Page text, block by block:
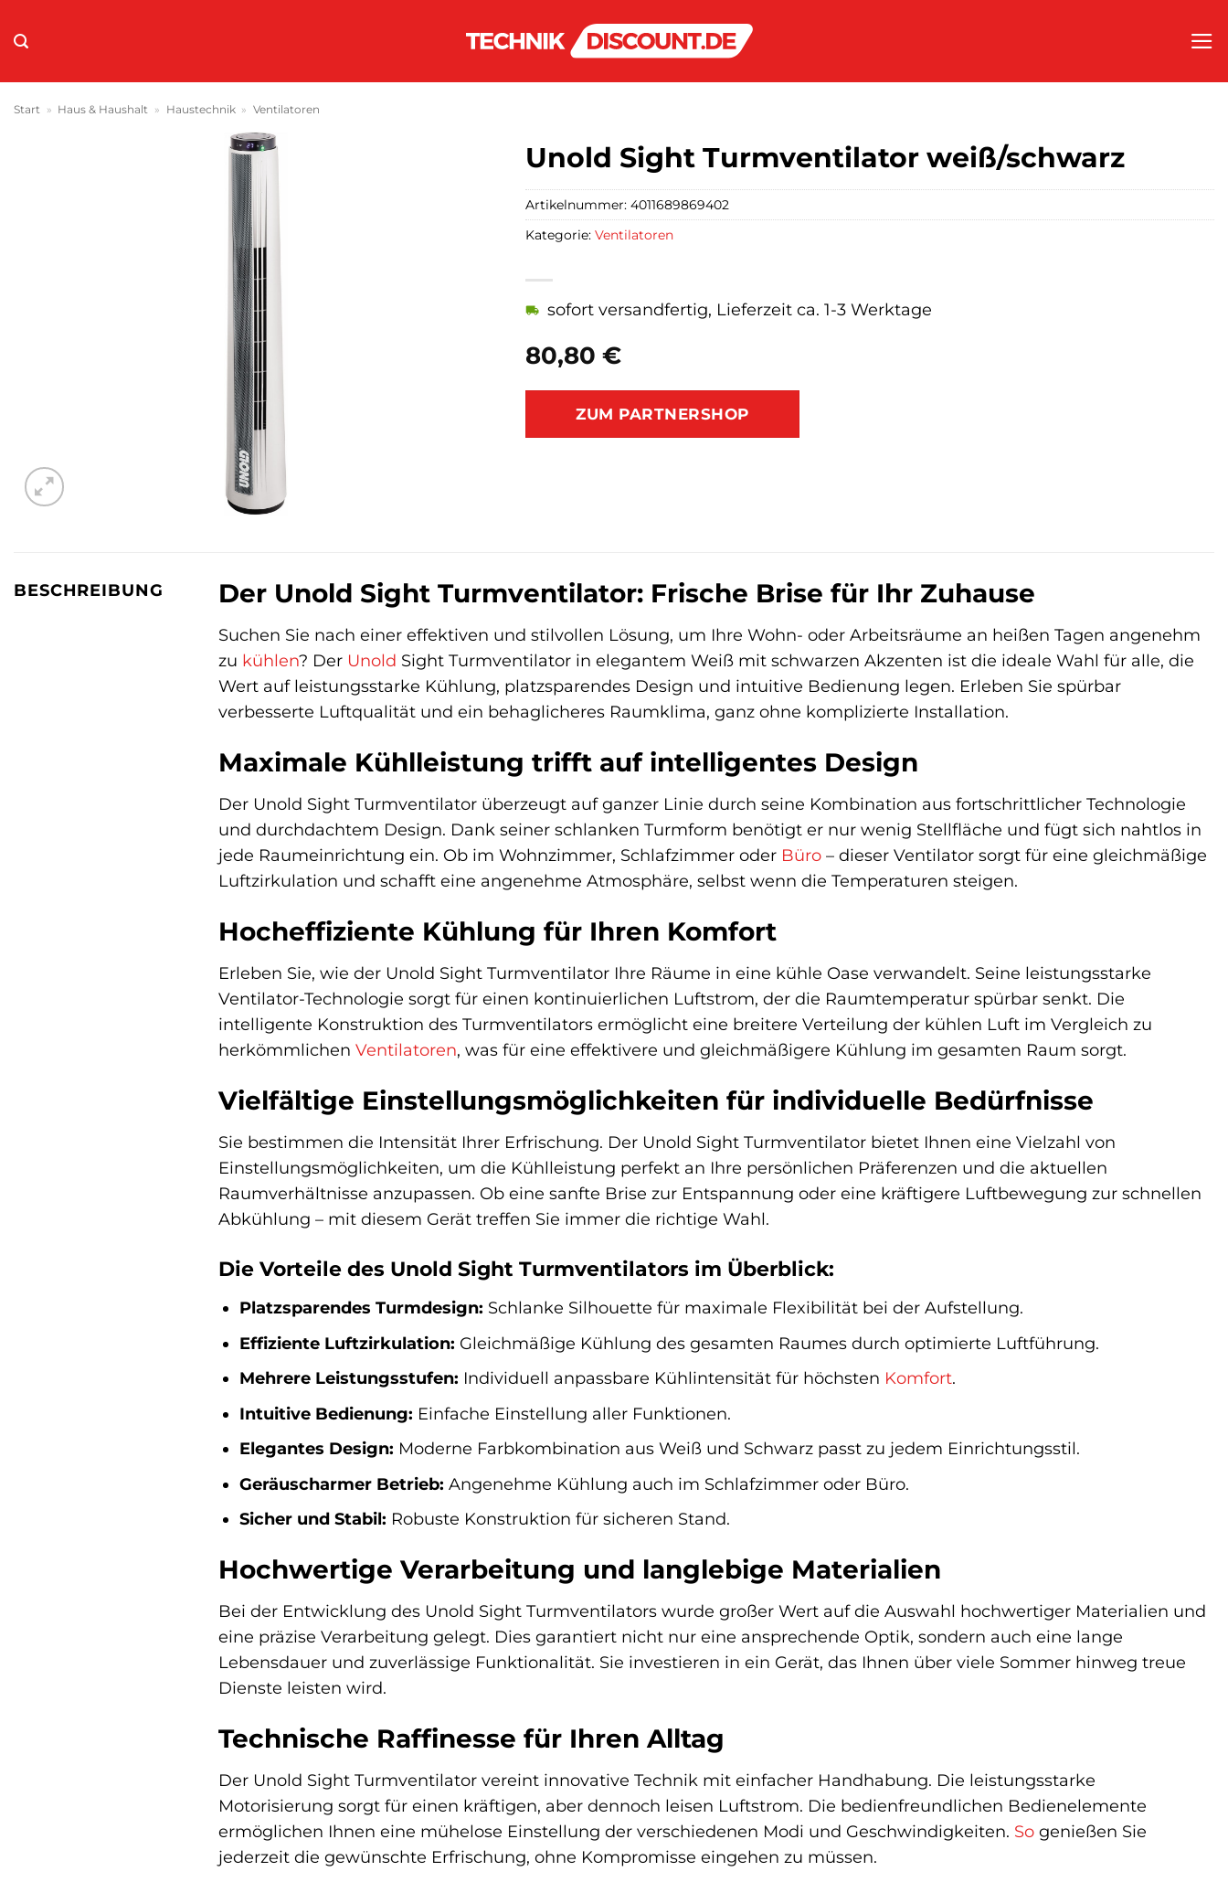
Inhalt
Start » Haus & Haushalt » Haustechnik » Ventilatoren
Unold Sight Turmventilator weiß/schwarz
80,80 €
sofort versandfertig, Lieferzeit ca. 1-3 Werktage
ZUM PARTNERSHOP
Artikelnummer: 4011689869402
Kategorie: Ventilatoren
BESCHREIBUNG Der Unold Sight Turmventilator: Frische Brise für Ihr Zuhause
Suchen Sie nach einer effektiven und stilvollen Lösung, um Ihre Wohn- oder Arbeitsräume an heißen Tagen angenehm
zu kühlen? Der Unold Sight Turmventilator in elegantem Weiß mit schwarzen Akzenten ist die ideale Wahl für alle, die
Wert auf leistungsstarke Kühlung, platzsparendes Design und intuitive Bedienung legen. Erleben Sie spürbar
verbesserte Luftqualität und ein behaglicheres Raumklima, ganz ohne komplizierte Installation.
Maximale Kühlleistung trifft auf intelligentes Design
Der Unold Sight Turmventilator überzeugt auf ganzer Linie durch seine Kombination aus fortschrittlicher Technologie
und durchdachtem Design. Dank seiner schlanken Turmform benötigt er nur wenig Stellfläche und fügt sich nahtlos in
jede Raumeinrichtung ein. Ob im Wohnzimmer, Schlafzimmer oder Büro – dieser Ventilator sorgt für eine gleichmäßige
Luftzirkulation und schafft eine angenehme Atmosphäre, selbst wenn die Temperaturen steigen.
Hocheffiziente Kühlung für Ihren Komfort
Erleben Sie, wie der Unold Sight Turmventilator Ihre Räume in eine kühle Oase verwandelt. Seine leistungsstarke
Ventilator-Technologie sorgt für einen kontinuierlichen Luftstrom, der die Raumtemperatur spürbar senkt. Die
intelligente Konstruktion des Turmventilators ermöglicht eine breitere Verteilung der kühlen Luft im Vergleich zu
herkömmlichen Ventilatoren, was für eine effektivere und gleichmäßigere Kühlung im gesamten Raum sorgt.
Vielfältige Einstellungsmöglichkeiten für individuelle Bedürfnisse
Sie bestimmen die Intensität Ihrer Erfrischung. Der Unold Sight Turmventilator bietet Ihnen eine Vielzahl von
Einstellungsmöglichkeiten, um die Kühlleistung perfekt an Ihre persönlichen Präferenzen und die aktuellen
Raumverhältnisse anzupassen. Ob eine sanfte Brise zur Entspannung oder eine kräftigere Luftbewegung zur schnellen
Abkühlung – mit diesem Gerät treffen Sie immer die richtige Wahl.
Die Vorteile des Unold Sight Turmventilators im Überblick:
Platzsparendes Turmdesign: Schlanke Silhouette für maximale Flexibilität bei der Aufstellung.
Effiziente Luftzirkulation: Gleichmäßige Kühlung des gesamten Raumes durch optimierte Luftführung.
Mehrere Leistungsstufen: Individuell anpassbare Kühlintensität für höchsten Komfort.
Intuitive Bedienung: Einfache Einstellung aller Funktionen.
Elegantes Design: Moderne Farbkombination aus Weiß und Schwarz passt zu jedem Einrichtungsstil.
Geräuscharmer Betrieb: Angenehme Kühlung auch im Schlafzimmer oder Büro.
Sicher und Stabil: Robuste Konstruktion für sicheren Stand.
Hochwertige Verarbeitung und langlebige Materialien
Bei der Entwicklung des Unold Sight Turmventilators wurde großer Wert auf die Auswahl hochwertiger Materialien und
eine präzise Verarbeitung gelegt. Dies garantiert nicht nur eine ansprechende Optik, sondern auch eine lange
Lebensdauer und zuverlässige Funktionalität. Sie investieren in ein Gerät, das Ihnen über viele Sommer hinweg treue
Dienste leisten wird.
Technische Raffinesse für Ihren Alltag
Der Unold Sight Turmventilator vereint innovative Technik mit einfacher Handhabung. Die leistungsstarke
Motorisierung sorgt für einen kräftigen, aber dennoch leisen Luftstrom. Die bedienfreundlichen Bedienelemente
ermöglichen Ihnen eine mühelose Einstellung der verschiedenen Modi und Geschwindigkeiten. So genießen Sie
jederzeit die gewünschte Erfrischung, ohne Kompromisse eingehen zu müssen.